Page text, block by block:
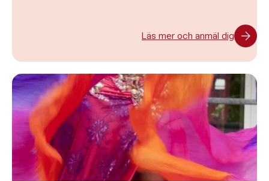
Läs mer och anmäl dig